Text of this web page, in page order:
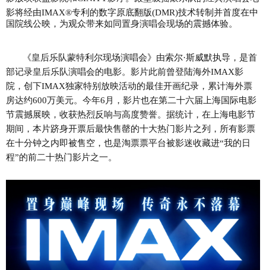
影将经由IMAX®专利的数字原底翻版(DMR)技术转制 并首度在中
国院线公映，为观众带来如同置身演唱会现场的震撼体验。
《皇后乐队蒙特利尔现场演唱会》由索尔·斯威默执导，是首
部记录皇后乐队演唱会的电影。影片此前曾登陆海外IMAX影
院，创下IMAX独家特别放映活动的最佳开画纪录，累计海外票
房达约600万美元。今年6月，影片也在第二十六届上海国际电影
节震撼展映，收获热烈反响与高度赞誉。据统计，在上海电影节
期间，本片跻身开票后最快售罄的十大热门影片之列，所有影票
在十分钟之内即被售空，也是淘票票平台被影迷收藏进“我的日
程”的前二十热门影片之一。